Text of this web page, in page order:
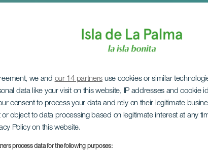
we and our 14 partners use cookies or similar
data like your visit on this website, IP addresses and cookie
consent to process your data and rely on their legitimate
or object to data processing based on legitimate interest at any
Policy on this website.
process data for the following purposes:
el parque -
zarzuela de La